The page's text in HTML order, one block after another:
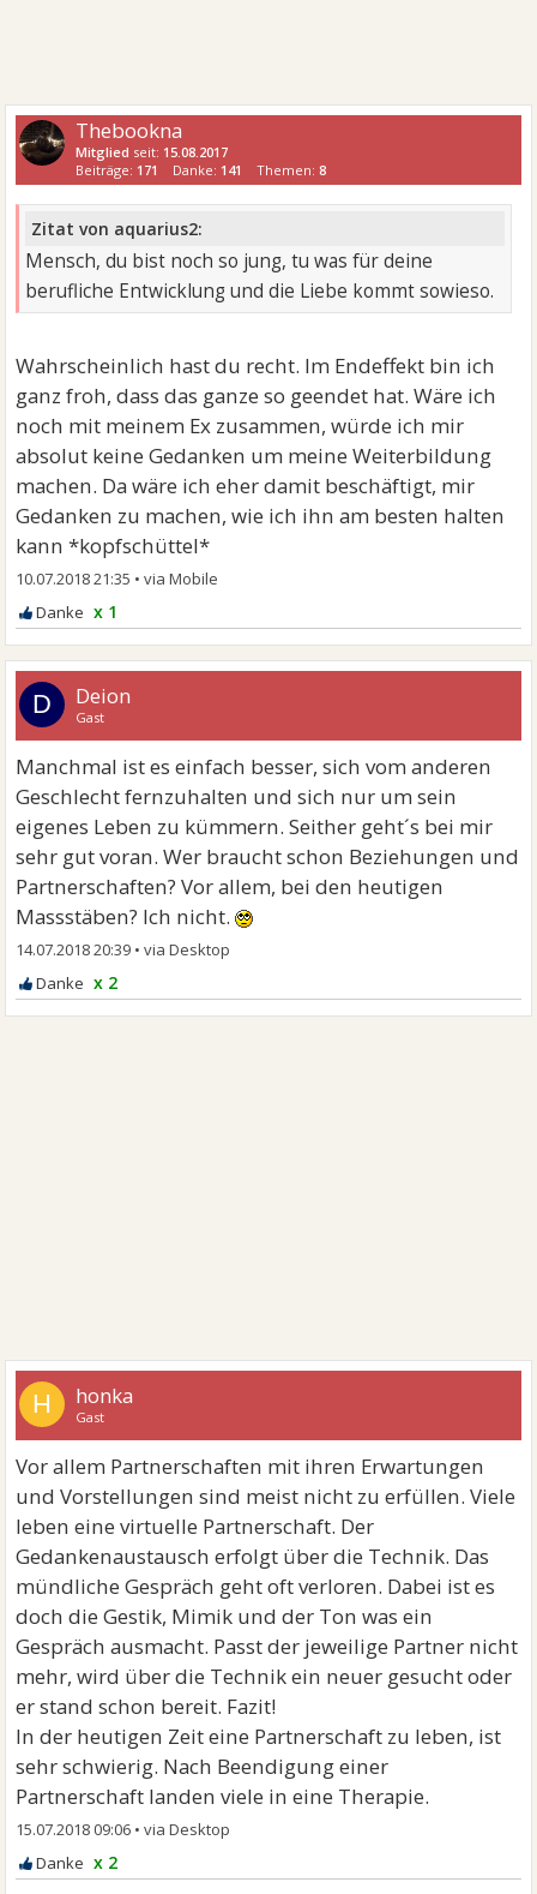
Thebookna
Mitglied seit: 15.08.2017
Beiträge: 171 Danke: 141 Themen:8
Zitat von aquarius2:
Mensch, du bist noch so jung, tu was für deine
berufliche Entwicklung und die Liebe kommt sowieso.
Wahrscheinlich hast du recht. Im Endeffekt bin ich
ganz froh, dass das ganze so geendet hat. Wäre ich
noch mit meinem Ex zusammen, würde ich mir
absolut keine Gedanken um meine Weiterbildung
machen. Da wäre ich eher damit beschäftigt, mir
Gedanken zu machen, wie ich ihn am besten halten
kann *kopfschüttel*
10.07.2018 21:35 •
x 1
D Deion
Gast
Manchmal ist es einfach besser, sich vom anderen
Geschlecht fernzuhalten und sich nur um sein
eigenes Leben zu kümmern. Seither geht´s bei mir
sehr gut voran. Wer braucht schon Beziehungen und
Partnerschaften? Vor allem, bei den heutigen
Massstäben? Ich nicht.
14.07.2018 20:39 •
x 2
H honka
Gast
Vor allem Partnerschaften mit ihren Erwartungen
und Vorstellungen sind meist nicht zu erfüllen. Viele
leben eine virtuelle Partnerschaft. Der
Gedankenaustausch erfolgt über die Technik. Das
mündliche Gespräch geht oft verloren. Dabei ist es
doch die Gestik, Mimik und der Ton was ein
Gespräch ausmacht. Passt der jeweilige Partner nicht
mehr, wird über die Technik ein neuer gesucht oder
er stand schon bereit. Fazit!
In der heutigen Zeit eine Partnerschaft zu leben, ist
sehr schwierig. Nach Beendigung einer
Partnerschaft landen viele in eine Therapie.
15.07.2018 09:06 •
x 2